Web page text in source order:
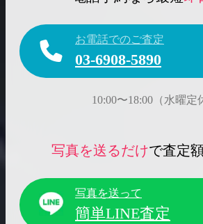
お電話でのご査定
03-6908-5890
10:00〜18:00（水曜定
写真を送るだけで査定
写真を送って
簡単LINE査定